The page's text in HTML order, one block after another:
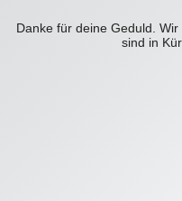
Danke für deine Geduld.
sind in